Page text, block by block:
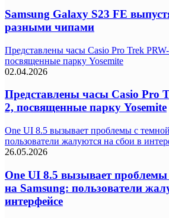
Samsung Galaxy S23 FE
разными чипами
Представлены часы Casio Pro Trek
посвященные парку Yosemite
02.04.2026
Представлены часы Casio Pro
2, посвященные парку Yosemite
One UI 8.5 вызывает проблемы с
пользователи жалуются на сбои в
26.05.2026
One UI 8.5 вызывает проблемы
на Samsung: пользователи
интерфейсе